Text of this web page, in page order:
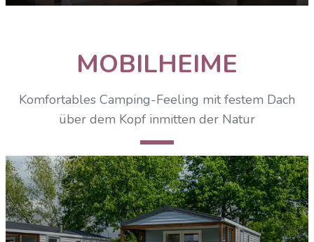
ENTDECKENMOBILHEIME
Komfortables Camping-Feeling mit festem Dach
über dem Kopf inmitten der Natur